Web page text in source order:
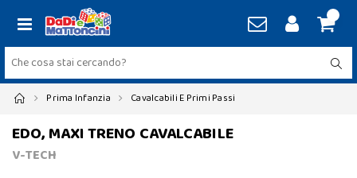
Prima Infanzia Cavalcabili E Primi Passi
EDO, MAXI TRENO CAVALCABILE
V-TECH